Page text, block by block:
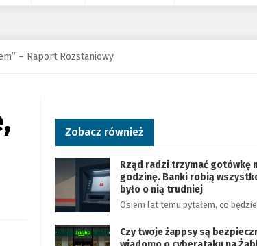
– Raport Rozstaniowy
Zobacz również
Rząd radzi trzymać gotówkę
godzinę. Banki robią
było o nią trudniej
Osiem lat temu pytałem, co
Czy twoje żappsy są